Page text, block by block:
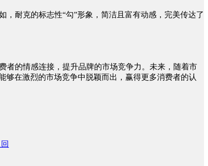
耐克的标志性“勾”形象，简洁且富有动感，完美传达了
者的情感连接，提升品牌的市场竞争力。未来，随着市
在激烈的市场竞争中脱颖而出，赢得更多消费者的认